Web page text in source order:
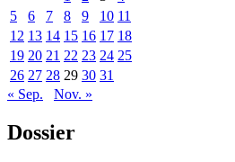
5
6 7 8 9 10 11
12 13 14 15 16 17 18
19 20 21 22 23 24 25
26 27 28 29 30 31
« Sep.
Nov. »
Dossier